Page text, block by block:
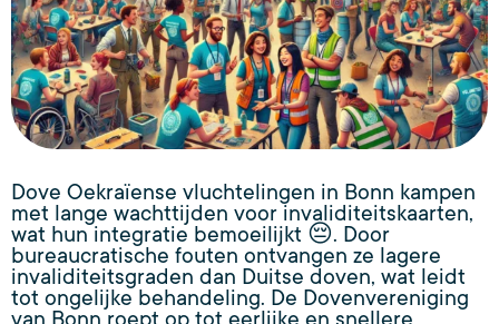
Dove Oekraïense vluchtelingen in Bonn kampen
met lange wachttijden voor invaliditeitskaarten,
wat hun integratie bemoeilijkt 😔. Door
bureaucratische fouten ontvangen ze lagere
invaliditeitsgraden dan Duitse doven, wat leidt
tot ongelijke behandeling. De Dovenvereniging